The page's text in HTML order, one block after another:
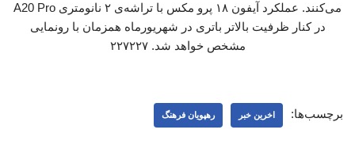
می‌کنند. عملکرد آیفون ۱۸ پرو مکس با تراشه‌ی ۲ نانومتری A20 Pro
در کنار ظرفیت بالاتر باتری در شهریورماه همزمان با رونمایی
مشخص خواهد شد. ۲۲۷۲۲۷
برچسب‌ها: اخرین خبر رهپویان فرهنگ